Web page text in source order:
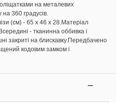
на металевих
360 градусів.
(см) - 65 х 46 х 28.Матеріал
- тканинна оббивка і
закриті на блискавку.Передбачено
кодовим замком і